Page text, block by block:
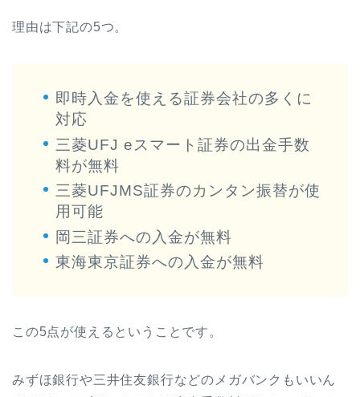
理由は下記の5つ。
即時入金を使える証券会社の多くに
対応
三菱UFJ eスマート証券の出金手数
料が無料
三菱UFJMS証券のカンタン振替が使
用可能
岡三証券への入金が無料
東海東京証券への入金が無料
この5点が使えるということです。
みずほ銀行や三井住友銀行などのメガバンクもいいん